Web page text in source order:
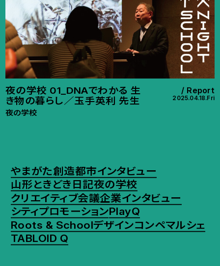
夜の学校 01_DNAでわかる 生
き物の暮らし／玉手英利 先生
夜の学校
Report
2025.04.18.Fri
やまがた創造都市インタビュー
山形ときどき日記夜の学校
クリエイティブ会議企業インタビュー
シティプロモーションPlayQ
Roots & Schoolデザインコンペマルシェ
TABLOID Q